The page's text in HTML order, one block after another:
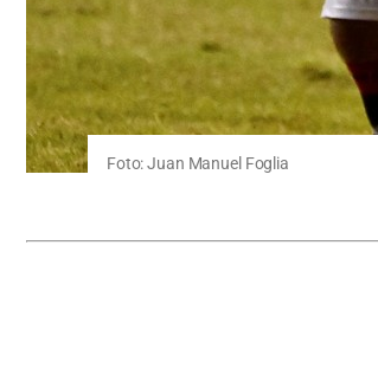
Foto: Juan Manuel Foglia